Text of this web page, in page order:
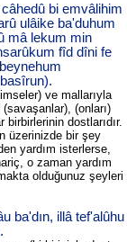
bi emvâlihim
ulâike ba'duhum
mâ lekum min
fîd dîni fe
ve mallarıyla
(onları)
dostlarıdır.
üzerinizde bir şey
yardım isterlerse,
o zaman yardım
olduğunuz şeyleri
ba'dın, illâ tef'alûhu